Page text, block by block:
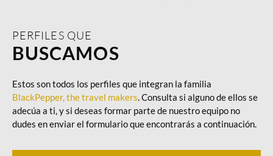
PERFILES QUE
BUSCAMOS
Estos son todos los perfiles que integran la familia
BlackPepper, the travel makers . Consulta si alguno de ellos se
adecúa a ti, y si deseas formar parte de nuestro equipo no
dudes en enviar el formulario que encontrarás a continuación.